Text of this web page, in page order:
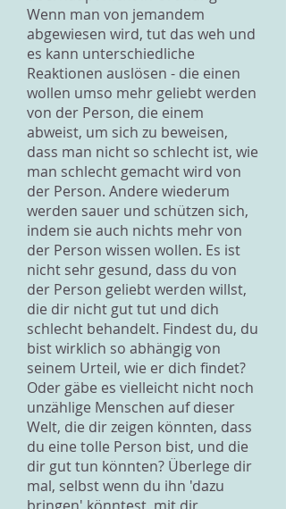
Wenn man von jemandem
abgewiesen wird, tut das weh und
es kann unterschiedliche
Reaktionen auslösen - die einen
wollen umso mehr geliebt werden
von der Person, die einem
abweist, um sich zu beweisen,
dass man nicht so schlecht ist, wie
man schlecht gemacht wird von
der Person. Andere wiederum
werden sauer und schützen sich,
indem sie auch nichts mehr von
der Person wissen wollen. Es ist
nicht sehr gesund, dass du von
der Person geliebt werden willst,
die dir nicht gut tut und dich
schlecht behandelt. Findest du, du
bist wirklich so abhängig von
seinem Urteil, wie er dich findet?
Oder gäbe es vielleicht nicht noch
unzählige Menschen auf dieser
Welt, die dir zeigen könnten, dass
du eine tolle Person bist, und die
dir gut tun könnten? Überlege dir
mal, selbst wenn du ihn 'dazu